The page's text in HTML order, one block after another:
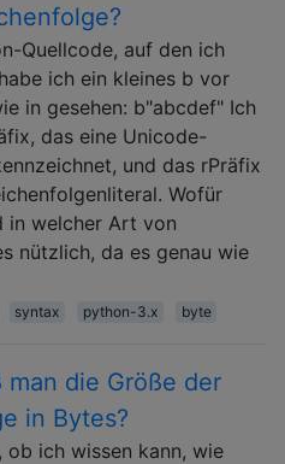
Quellcode, auf den ich
ich ein kleines b vor
in gesehen: b"abcdef" Ich
das eine Unicode-
und das rPräfix
Wofür
in welcher Art von
nützlich, da es genau wie
syntax python-3.x byte
man die Größe der
in Bytes?
ob ich wissen kann, wie